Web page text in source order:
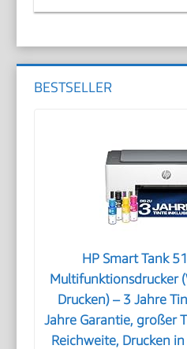
BESTSELLER
HP Smart Tank
Multifunktionsdrucker
Drucken) – 3 Jahre
Jahre Garantie, großer
Reichweite, Drucken